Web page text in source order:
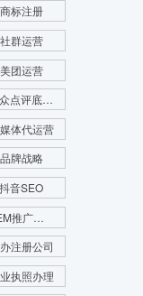
商标注册
社群运营
美团运营
大众点评底层逻辑
体代运营
品牌战略
抖音SEO
SEM推广公司
注册公司
执照办理